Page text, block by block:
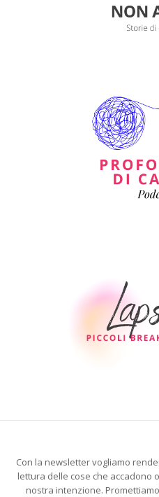
Con la newsletter vogliamo
lettura delle cose che accadono
nostra intenzione.